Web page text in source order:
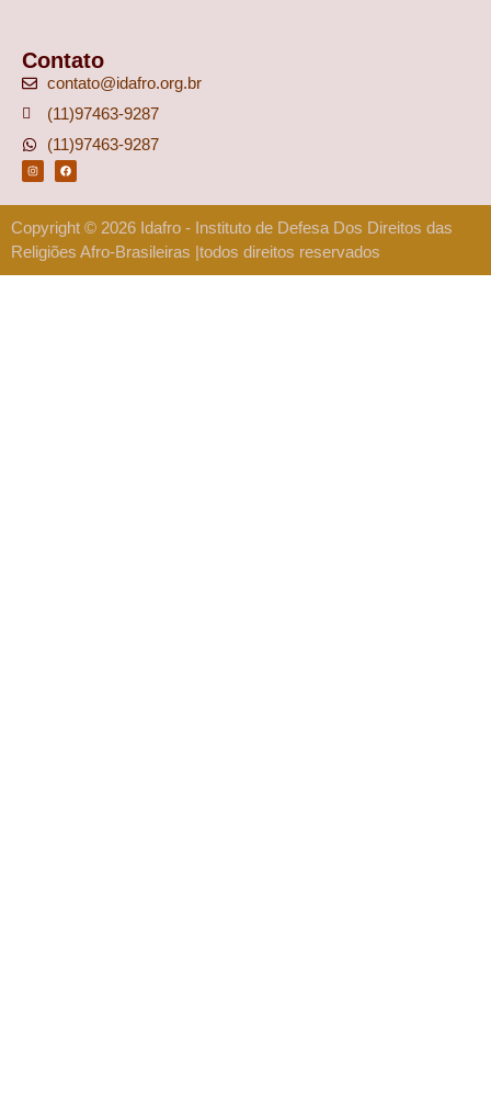
Contato
contato@idafro.org.br
(11)97463-9287
(11)97463-9287
Copyright © 2026 Idafro - Instituto de Defesa Dos Direitos das
Religiões Afro-Brasileiras |todos direitos reservados